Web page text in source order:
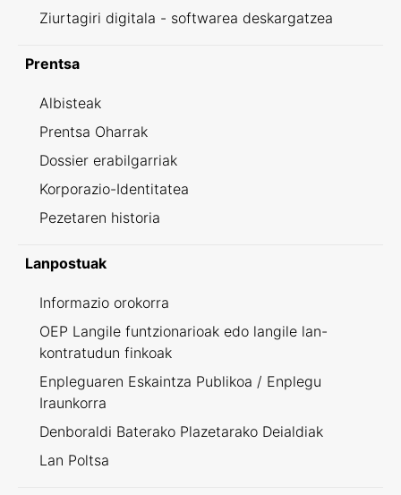
Ziurtagiri digitala - softwarea deskargatzea
Prentsa
Albisteak
Prentsa Oharrak
Dossier erabilgarriak
Korporazio-Identitatea
Pezetaren historia
Lanpostuak
Informazio orokorra
OEP Langile funtzionarioak edo langile lan-
kontratudun finkoak
Enpleguaren Eskaintza Publikoa / Enplegu
Iraunkorra
Denboraldi Baterako Plazetarako Deialdiak
Lan Poltsa